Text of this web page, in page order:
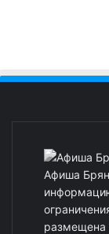
Афиша
размещена